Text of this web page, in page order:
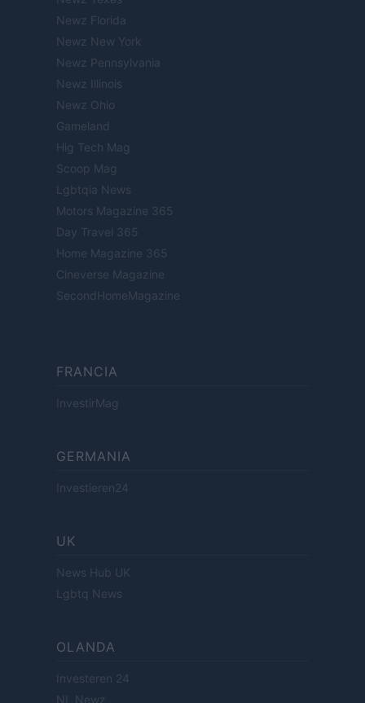
Newz Florida
Newz New York
Newz Pennsylvania
Newz Illinois
Newz Ohio
Gameland
Hig Tech Mag
Scoop Mag
Lgbtqia News
Motors Magazine 365
Day Travel 365
Home Magazine 365
Cineverse Magazine
SecondHomeMagazine
FRANCIA
InvestirMag
GERMANIA
Investieren24
UK
News Hub UK
Lgbtq News
OLANDA
Investeren 24
NL Newz